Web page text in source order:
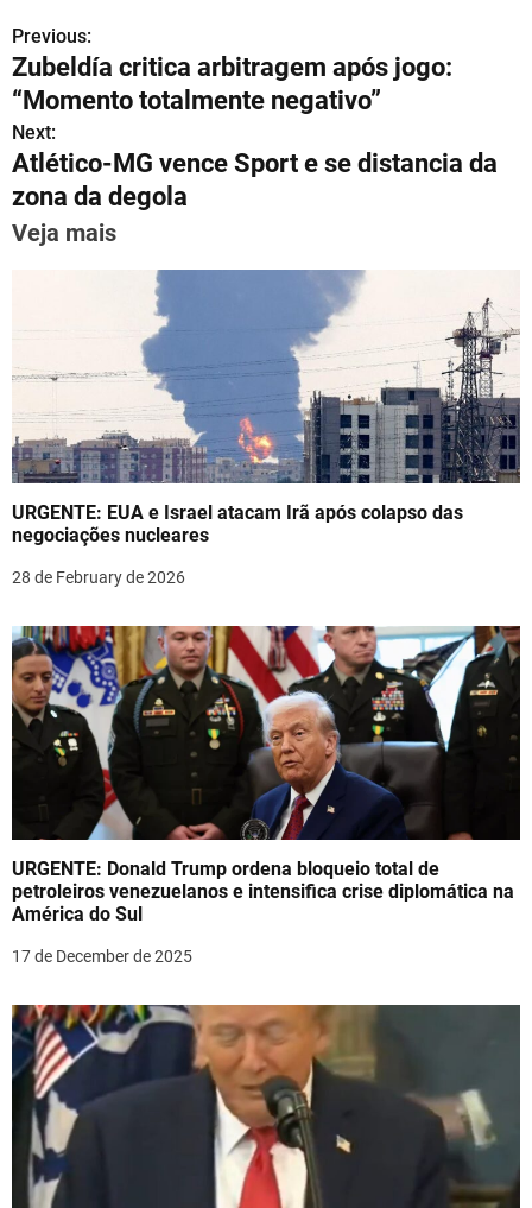
at
s
A
p
p
gr
a
m
c
e
b
o
o
ai
l
e
st
e
dI
n
ar
e
P
o
s
t
n
i
a
t
i
o
n
Previous:
Zubeldía critica arbitragem após jogo:
“Momento totalmente negativo”
Next:
Atlético-MG vence Sport e se distancia da
zona da degola
Veja mais
URGENTE: EUA e Israel atacam Irã após colapso das
negociações nucleares
28 de February de 2026
URGENTE: Donald Trump ordena bloqueio total de
petroleiros venezuelanos e intensifica crise diplomática na
América do Sul
17 de December de 2025